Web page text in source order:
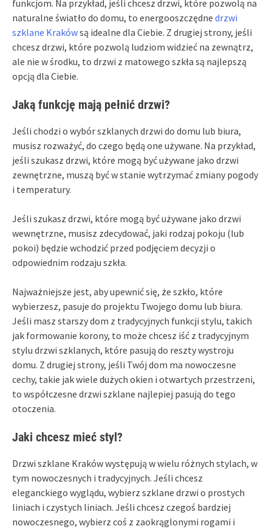
funkcjom. Na przykład, jeśli chcesz drzwi, które pozwolą na
naturalne światło do domu, to energooszczędne drzwi
szklane Krakówsą idealne dla Ciebie. Z drugiej strony, jeśli
chcesz drzwi, które pozwolą ludziom widzieć na zewnątrz,
ale nie w środku, to drzwi z matowego szkła są najlepszą
opcją dla Ciebie.
Jaką funkcję mają pełnić drzwi?
Jeśli chodzi o wybór szklanych drzwi do domu lub biura,
musisz rozważyć, do czego będą one używane. Na przykład,
jeśli szukasz drzwi, które mogą być używane jako drzwi
zewnętrzne, muszą być w stanie wytrzymać zmiany pogody
i temperatury.
Jeśli szukasz drzwi, które mogą być używane jako drzwi
wewnętrzne, musisz zdecydować, jaki rodzaj pokoju (lub
pokoi) będzie wchodzić przed podjęciem decyzji o
odpowiednim rodzaju szkła.
Najważniejsze jest, aby upewnić się, że szkło, które
wybierzesz, pasuje do projektu Twojego domu lub biura.
Jeśli masz starszy dom z tradycyjnych funkcji stylu, takich
jak formowanie korony, to może chcesz iść z tradycyjnym
stylu drzwi szklanych, które pasują do reszty wystroju
domu. Z drugiej strony, jeśli Twój dom ma nowoczesne
cechy, takie jak wiele dużych okien i otwartych przestrzeni,
to współczesne drzwi szklane najlepiej pasują do tego
otoczenia.
Jaki chcesz mieć styl?
Drzwi szklane Kraków występują w wielu różnych stylach, w
tym nowoczesnych i tradycyjnych. Jeśli chcesz
eleganckiego wyglądu, wybierz szklane drzwi o prostych
liniach i czystych liniach. Jeśli chcesz czegoś bardziej
nowoczesnego, wybierz coś z zaokrąglonymi rogami i